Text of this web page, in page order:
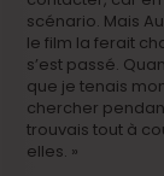
scénario. Mais
le film la ferait
s’est passé.
que je tenais
chercher
trouvais tout à
elles. »